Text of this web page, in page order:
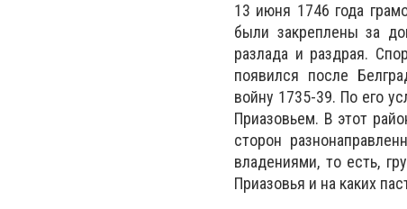
13 июня 1746 года
были закреплены за
разлада и раздрая.
появился после
войну 1735-39. По его
Приазовьем. В этот
сторон
владениями, то есть,
Приазовья и на каких